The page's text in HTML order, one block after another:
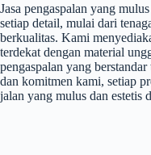
Jasa pengaspalan yang
setiap detail, mulai dari
berkualitas. Kami
terdekat dengan material
pengaspalan yang
dan komitmen kami, setiap
jalan yang mulus dan estetis